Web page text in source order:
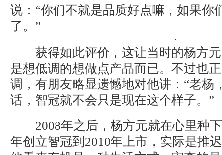
说：“你们不就是品质好点嘛，如果你
了。”
获得如此评价，这让当时的杨方元
是想低调的想做点产品而已。不过也
调，有朋友略显遗憾地对他讲：“老杨
话，智冠就不会只是现在这个样子。”
2008年之后，杨方元就在心里种下
年创立智冠到2010年上市，实际是推